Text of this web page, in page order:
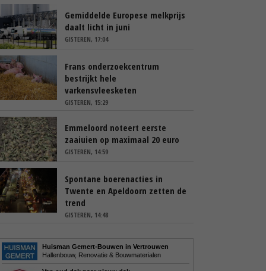
Gemiddelde Europese melkprijs
daalt licht in juni
GISTEREN, 17:04
Frans onderzoekcentrum
bestrijkt hele
varkensvleesketen
GISTEREN, 15:29
Emmeloord noteert eerste
zaaiuien op maximaal 20 euro
GISTEREN, 14:59
Spontane boerenacties in
Twente en Apeldoorn zetten de
trend
GISTEREN, 14:48
Huisman Gemert-Bouwen in Vertrouwen
Hallenbouw, Renovatie & Bouwmaterialen